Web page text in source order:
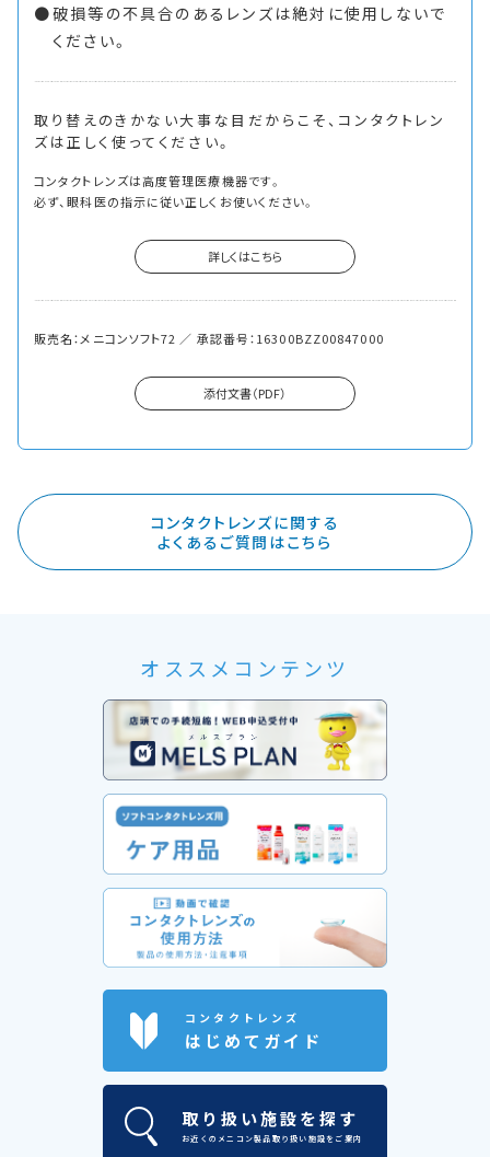
破損等の不具合のあるレンズは絶対に使用しないで
ください。
取り替えのきかない大事な目だからこそ、 コンタクトレン
ズは正しく使ってください。
コンタクトレンズは高度管理医療機器です。
必ず、眼科医の指示に従い正しくお使いください。
詳しくはこちら
販売名：メニコンソフト72 ／ 承認番号：16300BZZ00847000
添付文書（PDF）
コンタクトレンズに関する
よくあるご質問はこちら
オススメコンテンツ
コンタクトレンズ
はじめてガイド
取り扱い施設を探す
お近くのメニコン製品取り扱い施設をご案内